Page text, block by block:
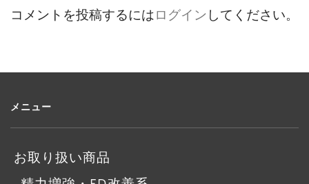
コメントを投稿するにはログイン してください。
メニュー
お取り扱い商品